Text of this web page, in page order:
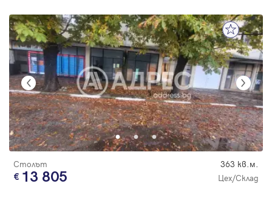
Столът 363 кв.м.
13 805 Цех/Склад